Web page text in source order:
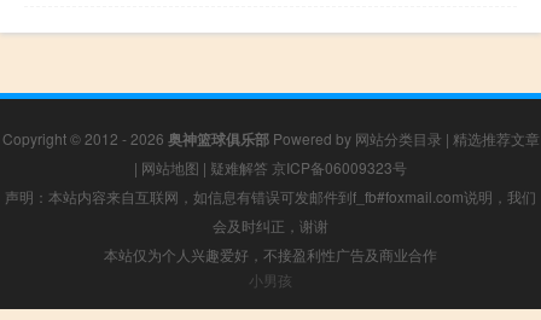
Copyright © 2012 - 2026 奥神篮球俱乐部Powered by 网站分类目录 | 精选推荐文章
| 网站地图 | 疑难解答 京ICP备06009323号
声明：本站内容来自互联网，如信息有错误可发邮件到f_fb#foxmail.com说明，我们
会及时纠正，谢谢
本站仅为个人兴趣爱好，不接盈利性广告及商业合作
小男孩